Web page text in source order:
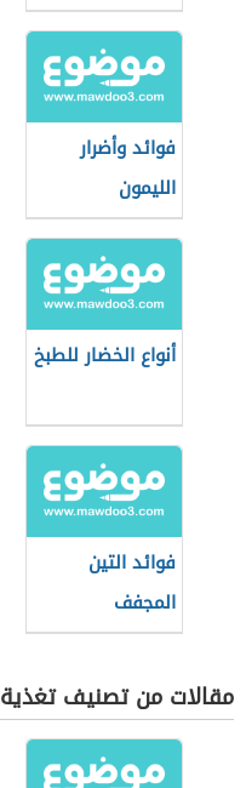
فوائد وأضرار
الليمون
أنواع الخضار للطبخ
فوائد التين
المجفف
مقالات من تصنيف تغذية